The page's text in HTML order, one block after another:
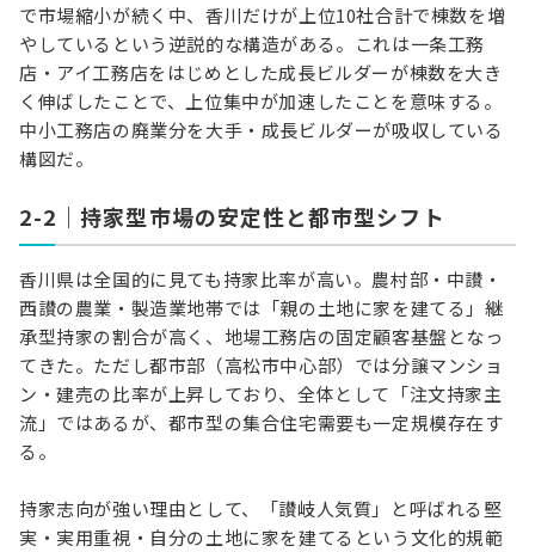
で市場縮小が続く中、香川だけが上位10社合計で棟数を増
やしているという逆説的な構造がある。これは一条工務
店・アイ工務店をはじめとした成長ビルダーが棟数を大き
く伸ばしたことで、上位集中が加速したことを意味する。
中小工務店の廃業分を大手・成長ビルダーが吸収している
構図だ。
2-2｜持家型市場の安定性と都市型シフト
香川県は全国的に見ても持家比率が高い。農村部・中讃・
西讃の農業・製造業地帯では「親の土地に家を建てる」継
承型持家の割合が高く、地場工務店の固定顧客基盤となっ
てきた。ただし都市部（高松市中心部）では分譲マンショ
ン・建売の比率が上昇しており、全体として「注文持家主
流」ではあるが、都市型の集合住宅需要も一定規模存在す
る。
持家志向が強い理由として、「讃岐人気質」と呼ばれる堅
実・実用重視・自分の土地に家を建てるという文化的規範